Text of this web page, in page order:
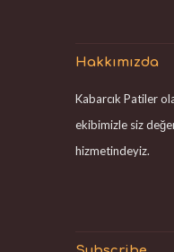
Hakkımızda
Kabarcık Patiler
ekibimizle siz
hizmetindeyiz.